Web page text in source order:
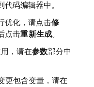
码编辑器中。
优化，请点击修
点击重新生成。
，请在参数部分中
更包含变量，请在